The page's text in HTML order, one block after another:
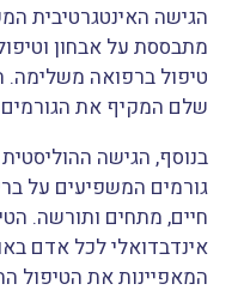
הגישה האינטגרטיבית
מתבססת על אבחון
טיפול ברפואה
שלם המקיף את הגורמים
בנוסף, הגישה
גורמים המשפיעים על
חיים, מתחים ותורשה.
אינדבדואלי לכל אדם
המאפיינות את הטיפול